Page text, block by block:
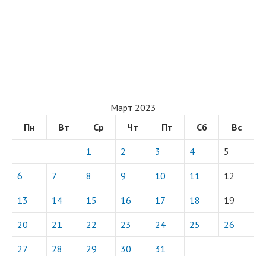
Март 2023
Пн
Вт Ср Чт Пт Сб Вс
1 2 3 4 5
6 7 8 9 10 11 12
13 14 15 16 17 18 19
20 21 22 23 24 25 26
27 28 29 30 31